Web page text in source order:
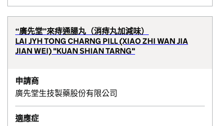
“廣先堂”來痔通腸丸（消痔丸加減味）
LAI JYH TONG CHARNG PILL (XIAO ZHI WAN JIA
JIAN WEI) "KUAN SHIAN TARNG"
申請商
廣先堂生技製藥股份有限公司
適應症